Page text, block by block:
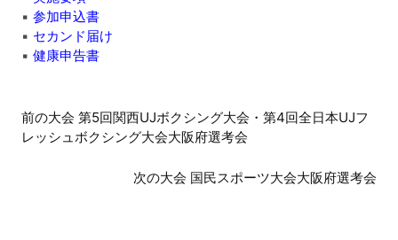
▪ 参加申込書
▪ セカンド届け
▪ 健康申告書
前
後
前の大会 第5回関西UJボクシング大会・第4回全日本UJフ
レッシュボクシング大会大阪府選考会
次の大会 国民スポーツ大会大阪府選考会